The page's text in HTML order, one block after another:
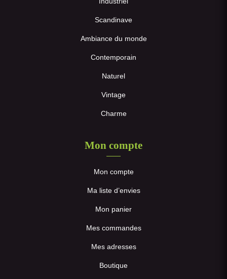
Scandinave
Ambiance du monde
Contemporain
Naturel
Vintage
Charme
Mon compte
Mon compte
Ma liste d’envies
Mon panier
Mes commandes
Mes adresses
Boutique